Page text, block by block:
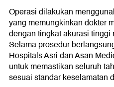
Operasi dilakukan
yang memungkinkan dokter
dengan tingkat akurasi
Selama prosedur
Hospitals Asri dan Asan
untuk memastikan seluruh
sesuai standar keselamatan